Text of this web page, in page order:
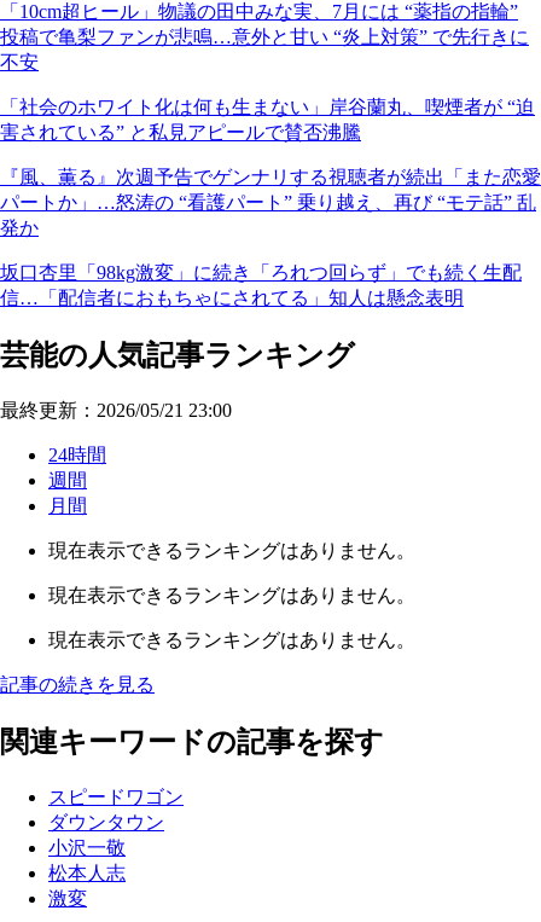
「10cm超ヒール」物議の田中みな実、7月には “薬指の指輪”
投稿で亀梨ファンが悲鳴…意外と甘い “炎上対策” で先行きに
不安
「社会のホワイト化は何も生まない」岸谷蘭丸、喫煙者が “迫
害されている” と私見アピールで賛否沸騰
『風、薫る』次週予告でゲンナリする視聴者が続出「また恋愛
パートか」…怒涛の “看護パート” 乗り越え、再び “モテ話” 乱
発か
坂口杏里「98kg激変」に続き「ろれつ回らず」でも続く生配
信…「配信者におもちゃにされてる」知人は懸念表明
芸能の人気記事ランキング
最終更新：2026/05/21 23:00
24時間
週間
月間
現在表示できるランキングはありません。
現在表示できるランキングはありません。
現在表示できるランキングはありません。
記事の続きを見る
関連キーワードの記事を探す
スピードワゴン
ダウンタウン
小沢一敬
松本人志
激変